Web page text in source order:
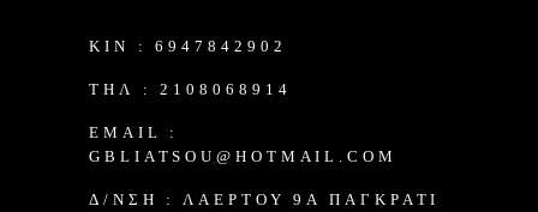
KIN :6947842902
TΗΛ :2108068914
EMAIL :
GBLIATSOU@HOTMAIL.COM
Δ/ΝΣΗ : ΛΑΈΡΤΟΥ 9Α ΠΑΓΚΡΆΤΙ